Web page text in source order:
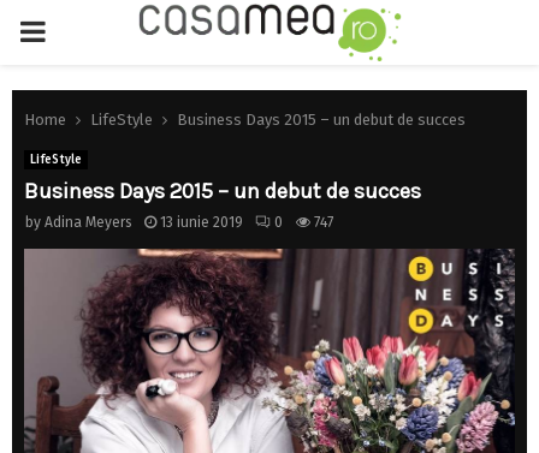
PRIMARY
MENU
Home LifeStyle Business Days 2015 – un debut de succes
LifeStyle
Business Days 2015 – un debut de succes
by Adina Meyers 13 iunie 2019 0 747